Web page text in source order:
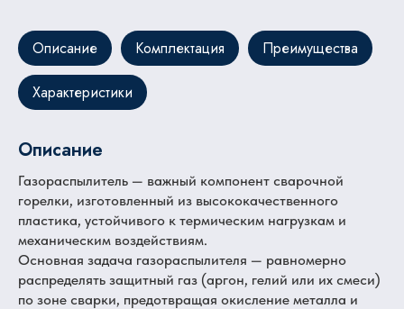
Описание Комплектация Преимущества
Характеристики
Описание
Газораспылитель — важный компонент сварочной
горелки, изготовленный из высококачественного
пластика, устойчивого к термическим нагрузкам и
механическим воздействиям.
Основная задача газораспылителя — равномерно
распределять защитный газ (аргон, гелий или их смеси)
по зоне сварки, предотвращая окисление металла и